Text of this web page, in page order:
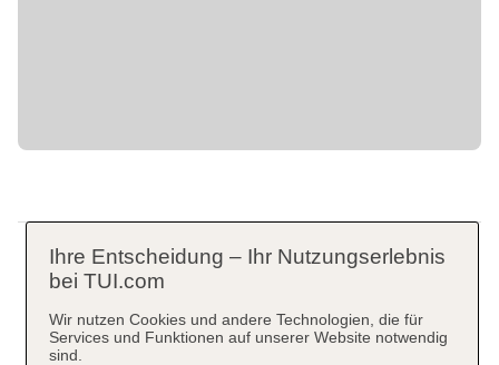
Ihre Entscheidung – Ihr Nutzungserlebnis
bei TUI.com
Wir nutzen Cookies und andere Technologien, die für
Services und Funktionen auf unserer Website notwendig
sind.